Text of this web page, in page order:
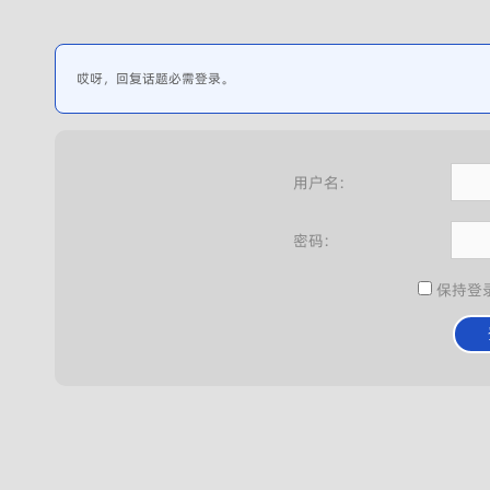
哎呀，回复话题必需登录。
用户名:
密码:
保持登